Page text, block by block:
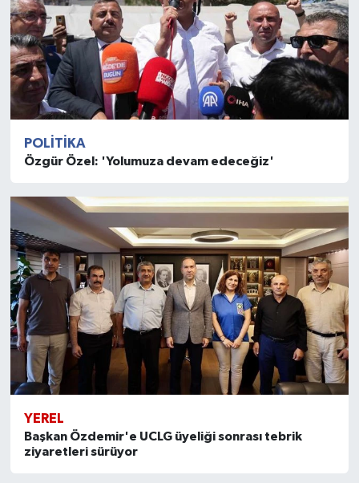
POLITIKA
Özgür Özel: 'Yolumuza devam edeceğiz'
YEREL
Başkan Özdemir'e UCLG üyeliği sonrası tebrik
ziyaretleri sürüyor